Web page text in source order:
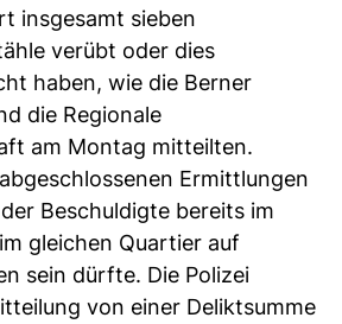
insgesamt sieben
verübt oder dies
haben, wie die Berner
die Regionale
am Montag mitteilten.
Ermittlungen
Beschuldigte bereits im
gleichen Quartier auf
sein dürfte. Die Polizei
von einer Deliktsumme